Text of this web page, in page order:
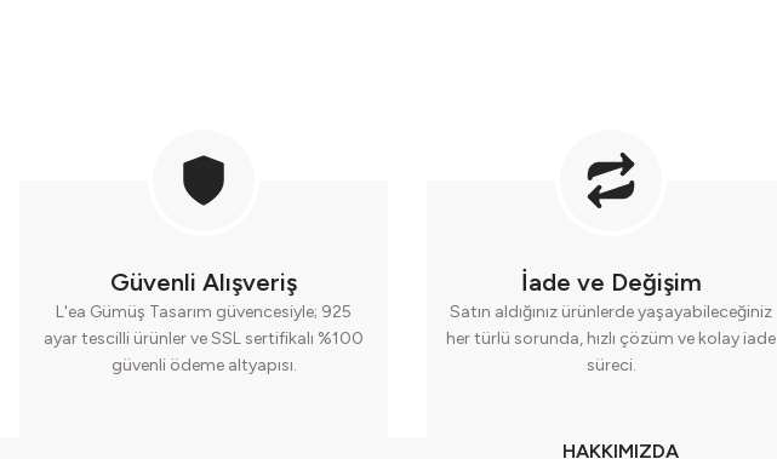
Güvenli Alışveriş
L'ea Gümüş Tasarım güvencesiyle; 925
ayar tescilli ürünler ve SSL sertifikalı %100
güvenli ödeme altyapısı.
İade ve Değişim
Satın aldığınız ürünlerde yaşayabileceğiniz
her türlü sorunda, hızlı çözüm ve kolay iade
süreci.
HAKKIMIZDA